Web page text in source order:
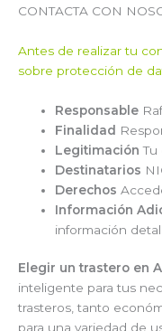
CONTACTA CON
Antes de realizar tu
sobre protección de
Responsable
Finalidad
Legitimación Tu
Destinatarios
Derechos
Información
información
Elegir un trastero en
inteligente para tus
trasteros, tanto
para una variedad de